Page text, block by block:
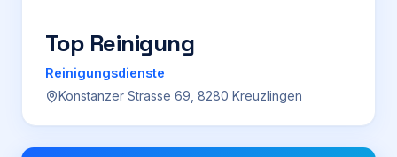
Preise
Für Firmen
Login
Top Reinigung
Reinigungsdienste
Konstanzer Strasse 69, 8280 Kreuzlingen